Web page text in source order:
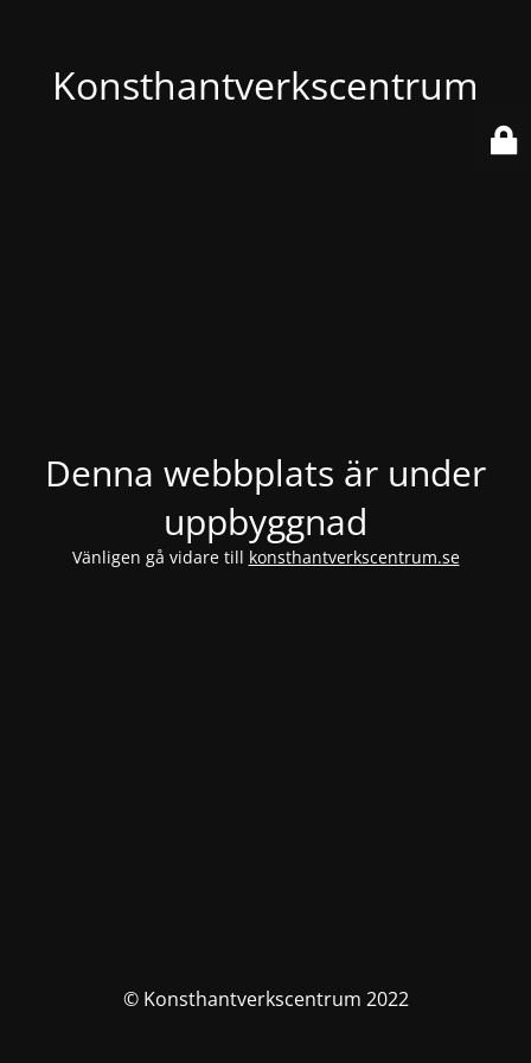
Konsthantverkscentrum
Denna webbplats är under
uppbyggnad
Vänligen gå vidare till konsthantverkscentrum.se
© Konsthantverkscentrum 2022